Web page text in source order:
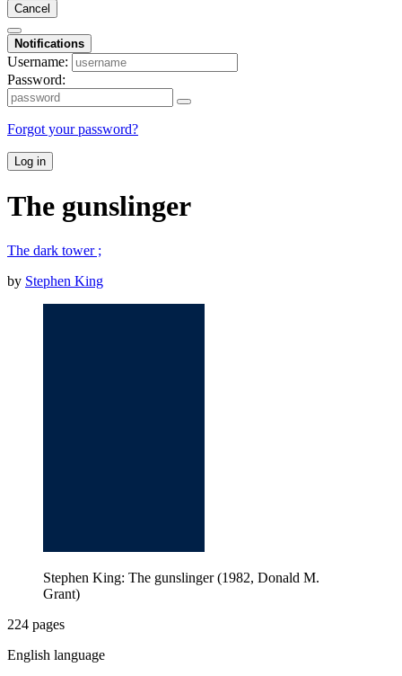
Cancel
Notifications
Username:
Password:
Forgot your password?
Log in
The gunslinger
The dark tower ;
by Stephen King
Stephen King: The gunslinger (1982, Donald M.
Grant)
224 pages
English language